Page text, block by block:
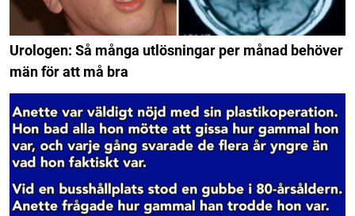
Urologen: Så många utlösningar per månad behöver
män för att må bra